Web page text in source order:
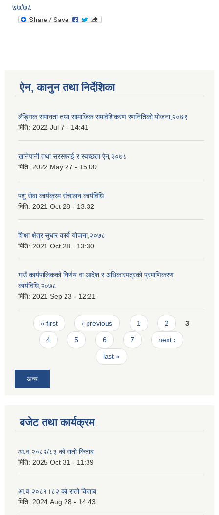
७७/७८
ऐन, कानुन तथा निर्देशिका
लैङ्गिक समानता तथा सामाजिक समावेशिकरण रणनितिको योजना,२०७९
मिति: 2022 Jul 7 - 14:41
खानेपानी तथा सरसफाई र स्वच्छता ऐन,२०७८
मिति: 2022 May 27 - 15:00
पशु सेवा कार्यक्रम संचालन कार्यविधि
मिति: 2021 Oct 28 - 13:32
शिक्षा क्षेत्र सुधार कार्य योजना,२०७८
मिति: 2021 Oct 28 - 13:30
गाउँ कार्यपालिकको निर्णय वा आदेश र अधिकारपत्रको प्रमाणिकरण
कार्यविधि,२०७८
मिति: 2021 Sep 23 - 12:21
Pages
« first ‹ previous 1 2 3
4 5 6 7 next ›
last »
अन्य
बजेट तथा कार्यक्रम
आ.व २०८२/८३ को रातो किताब
मिति: 2025 Oct 31 - 11:39
आ.व २०८१।८२ को रातो किताब
मिति: 2024 Aug 28 - 14:43